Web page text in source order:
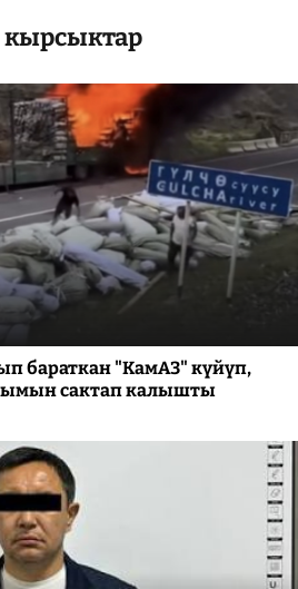
бараткан "КамАЗ" күйүп,
сактап калышты